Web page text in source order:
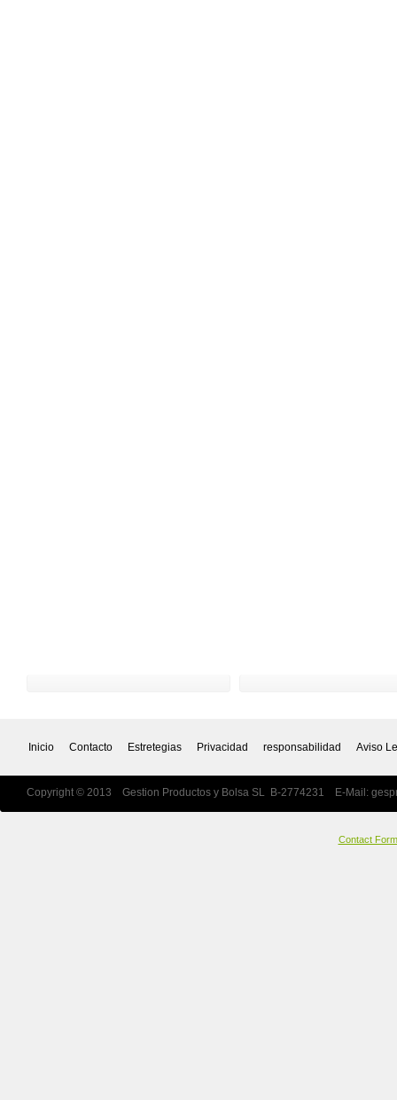
Inicio Contacto Estretegias Privacidad responsabilidad Aviso
Copyright © 2013 Gestion Productos y Bolsa SL B-2774231 E-Mail:
Contact Form